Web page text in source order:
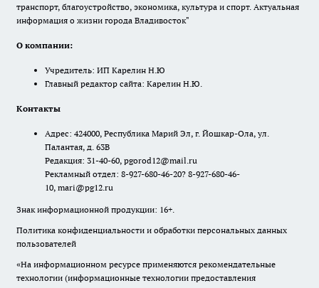
транспорт, благоустройство, экономика, культура и спорт. Актуальная
информация о жизни города Владивосток"
О компании:
Учредитель: ИП Карелин Н.Ю
Главный редактор сайта: Карелин Н.Ю.
Контакты
Адрес: 424000, Республика Марий Эл, г. Йошкар-Ола, ул.
Палантая, д. 63В
Редакция: 31-40-60, pgorod12@mail.ru
Рекламный отдел: 8-927-680-46-20? 8-927-680-46-
10, mari@pg12.ru
Знак информационной продукции: 16+.
Политика конфиденциальности и обработки персональных данных
пользователей
«На информационном ресурсе применяются рекомендательные
технологии (информационные технологии предоставления